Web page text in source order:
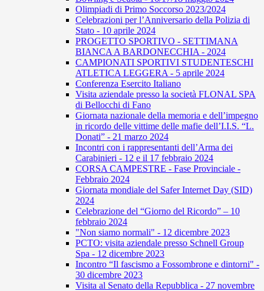
Olimpiadi di Primo Soccorso 2023/2024
Celebrazioni per l’Anniversario della Polizia di
Stato - 10 aprile 2024
PROGETTO SPORTIVO - SETTIMANA
BIANCA A BARDONECCHIA - 2024
CAMPIONATI SPORTIVI STUDENTESCHI
ATLETICA LEGGERA - 5 aprile 2024
Conferenza Esercito Italiano
Visita aziendale presso la società FLONAL SPA
di Bellocchi di Fano
Giornata nazionale della memoria e dell’impegno
in ricordo delle vittime delle mafie dell’I.I.S. “L.
Donati” - 21 marzo 2024
Incontri con i rappresentanti dell’Arma dei
Carabinieri - 12 e il 17 febbraio 2024
CORSA CAMPESTRE - Fase Provinciale -
Febbraio 2024
Giornata mondiale del Safer Internet Day (SID)
2024
Celebrazione del “Giorno del Ricordo” – 10
febbraio 2024
"Non siamo normali" - 12 dicembre 2023
PCTO: visita aziendale presso Schnell Group
Spa - 12 dicembre 2023
Incontro “Il fascismo a Fossombrone e dintorni" -
30 dicembre 2023
Visita al Senato della Repubblica - 27 novembre